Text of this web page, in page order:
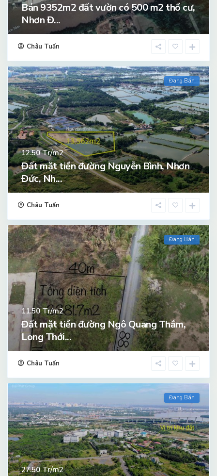
Bán 9352m2 đất vườn có 500 m2 thổ cư,
Nhơn Đ...
Châu Tuấn
Đang Bán
12.50Tr/m2
Đất mặt tiền đường Nguyễn Bình, Nhơn
Đức, Nh...
Châu Tuấn
Đang Bán
11.50Tr/m2
Đất mặt tiền đường Ngô Quang Thắm,
Long Thới...
Châu Tuấn
Đang Bán
27.50Tr/m2